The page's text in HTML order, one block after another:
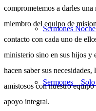
Sermones Noche
Sermones –
comprometemos a darles
miembro del equipo de
contacto con cada uno de
ministerio sino en sus hijos y
hacen saber sus
amistosos con nuestro
apoyo integral.